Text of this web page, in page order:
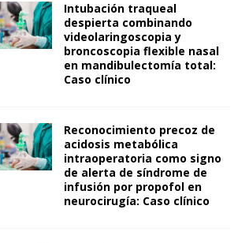
Intubación traqueal
despierta combinando
videolaringoscopia y
broncoscopia flexible nasal
en mandibulectomía total:
Caso clínico
Reconocimiento precoz de
acidosis metabólica
intraoperatoria como signo
de alerta de síndrome de
infusión por propofol en
neurocirugía: Caso clínico